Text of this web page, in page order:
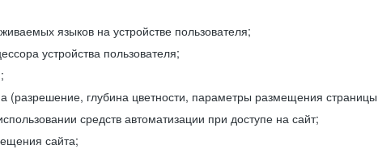
языков на устройстве пользователя;
устройства пользователя;
(разрешение, глубина цветности, параметры размещения
средств автоматизации при доступе на сайт;
сайта;